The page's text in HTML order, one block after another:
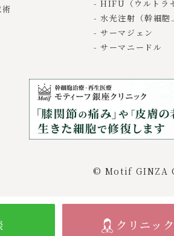
HIFU（ウルトラ
水光注射（幹細胞
サーマジェン
サーマニードル
© Motif GINZA
クリニッ